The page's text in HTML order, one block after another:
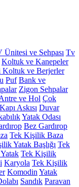
Ünitesi ve Sehpası Tv
Koltuk ve Kanepeler
Koltuk ve Berjerler
Puf Bank ve
Zigon Sehpalar
ve Hol Çok
Kapı Askısı Duvar
Yatak Odası
Bez Gardırop
Tek Kişilik Baza
Yatak Başlığı Tek
Tek Kişilik
Karyola Tek Kişilik
Komodin Yatak
Sandık Paravan